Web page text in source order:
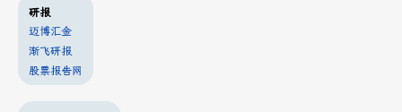
研报
迈博汇金
渐飞研报
股票报告网